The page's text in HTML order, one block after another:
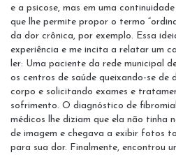
e a psicose, mas em uma
que lhe permite propor o termo
da dor crônica, por exemplo. Essa
experiência e me incita a relatar um
ler: Uma paciente da rede municipal
os centros de saúde queixando-se de
corpo e solicitando exames e
sofrimento. O diagnóstico de
médicos lhe diziam que ela não tinha
de imagem e chegava a exibir fotos
para sua dor. Finalmente, encontrou